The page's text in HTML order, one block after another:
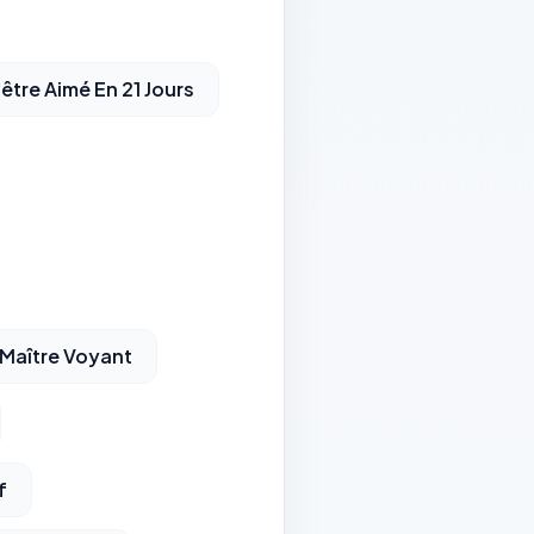
Aimé En 21 Jours
Voyant